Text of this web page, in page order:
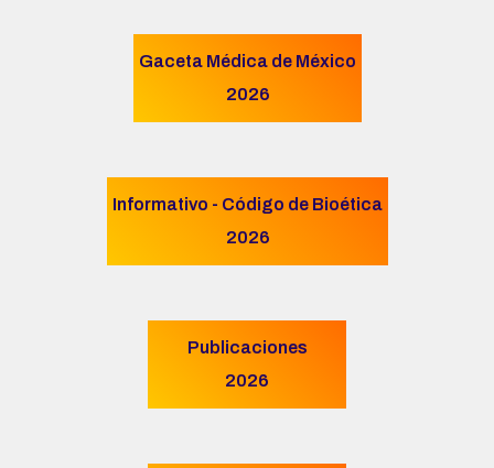
Gaceta Médica de México
2026
Informativo - Código de Bioética
2026
Publicaciones
2026